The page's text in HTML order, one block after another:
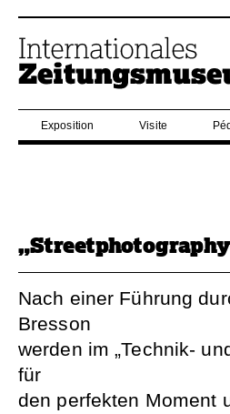
Exposition Visite
Nach einer Führung
Bresson
werden im „Technik-
für
den perfekten Moment